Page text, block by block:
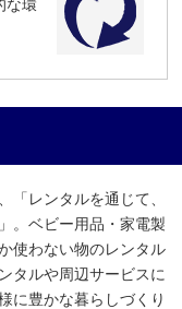
な環
「レンタルを通じて、
。ベビー用品・家電製
使わない物のレンタル
タルや周辺サービスに
に豊かな暮らしづくり